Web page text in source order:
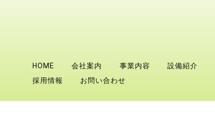
HOME 会社案内 事業内容 設備紹介
採用情報
お問い合わせ